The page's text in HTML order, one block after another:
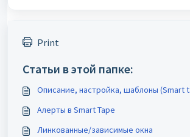
Print
Статьи в этой папке:
Описание, настройка, шаблоны (Smart
Алерты в Smart Tape
Линкованные/зависимые окна